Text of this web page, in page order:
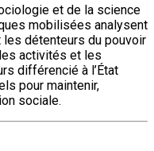
et de la science
mobilisées analysent
les détenteurs du pouvoir
activités et les
différencié à l’État
pour maintenir,
sociale.